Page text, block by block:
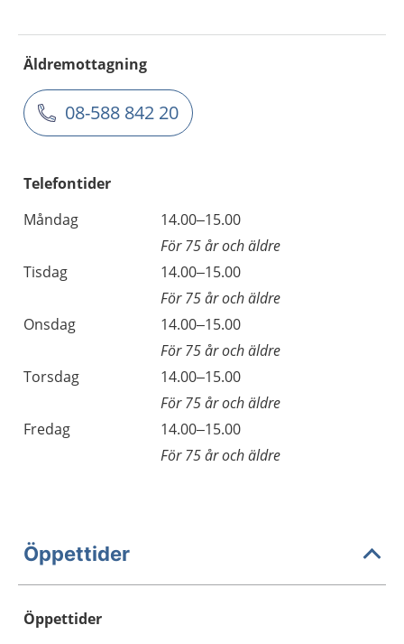
Äldremottagning
08-588 842 20
Telefontider
Måndag
14.00–15.00
För 75 år och äldre
Tisdag
14.00–15.00
För 75 år och äldre
Onsdag
14.00–15.00
För 75 år och äldre
Torsdag
14.00–15.00
För 75 år och äldre
Fredag
14.00–15.00
För 75 år och äldre
Öppettider
Öppettider